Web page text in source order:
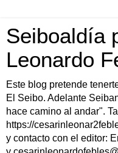
Seiboaldía
Leonardo
Este blog pretende
El Seibo. Adelante
hace camino al andar".
https://
y contacto con el editor: